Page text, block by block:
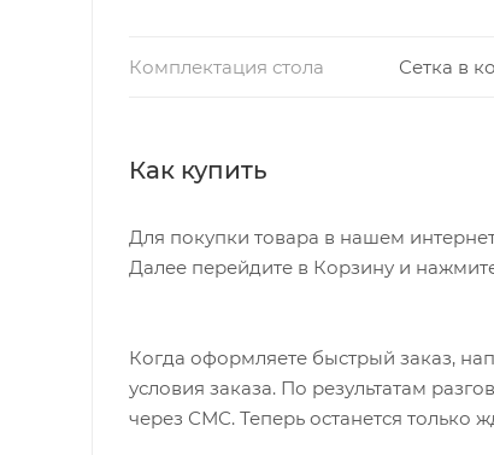
Комплектация стола Сетка в
Как купить
Для покупки товара в нашем
Далее перейдите в Корзину и
Когда оформляете быстрый заказ,
условия заказа. По результатам
через СМС. Теперь останется только